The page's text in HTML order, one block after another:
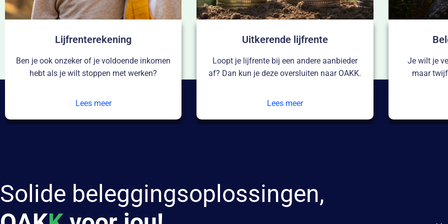
Uitkerende lijfrente
Loopt je lijfrente bij een andere aanbieder
af? Dan kun je deze oversluiten naar OAKK.
Lees meer
Beleggingsrekening
Je wilt je vermogen aan het werk zetten
maar twijfelt over de beste invulling?
Lees meer
Je wilt een
Solide beleggingsoplossingen,